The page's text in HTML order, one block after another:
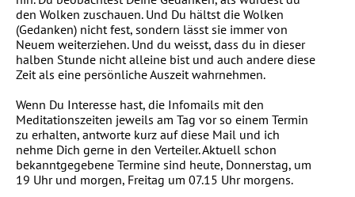
den Wolken zuschauen. Und Du hältst die Wolken
(Gedanken) nicht fest, sondern lässt sie immer von
Neuem weiterziehen. Und du weisst, dass du in dieser
halben Stunde nicht alleine bist und auch andere diese
Zeit als eine persönliche Auszeit wahrnehmen.
Wenn Du Interesse hast, die Infomails mit den
Meditationszeiten jeweils am Tag vor so einem Termin
zu erhalten, antworte kurz auf diese Mail und ich
nehme Dich gerne in den Verteiler. Aktuell schon
bekanntgegebene Termine sind heute, Donnerstag, um
19 Uhr und morgen, Freitag um 07.15 Uhr morgens.